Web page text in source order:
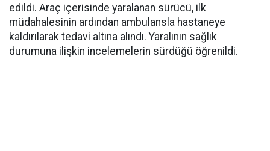
edildi. Araç içerisinde yaralanan sürücü, ilk
müdahalesinin ardından ambulansla hastaneye
kaldırılarak tedavi altına alındı. Yaralının sağlık
durumuna ilişkin incelemelerin sürdüğü öğrenildi.